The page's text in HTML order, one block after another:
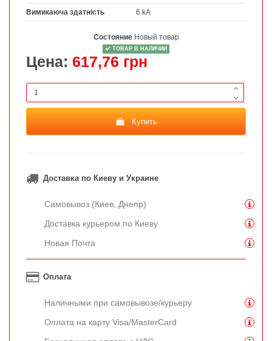
Вимикаюча здатність 6 kA
Состояние Новый товар
ТОВАР В НАЛИЧИИ
Цена: 617,76 грн
Купить
Доставка по Киеву и Украине
Самовывоз (Киев, Днепр)
Доставка курьером по Киеву
Новая Почта
Оплата
Наличными при самовывозе/курьеру
Оплата на карту Visa/MasterCard